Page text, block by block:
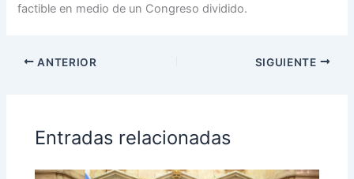
factible en medio de un Congreso dividido.
ANTERIOR SIGUIENTE
Entradas relacionadas